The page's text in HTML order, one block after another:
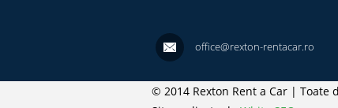
office@rexton-rentacar.ro
© 2014 Rexton Rent a Car | Toate